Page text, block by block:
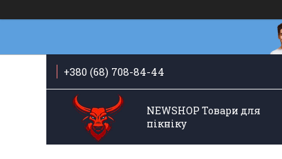
+380 (68) 708-84-44
NEWSHOP Товари для
пікніку